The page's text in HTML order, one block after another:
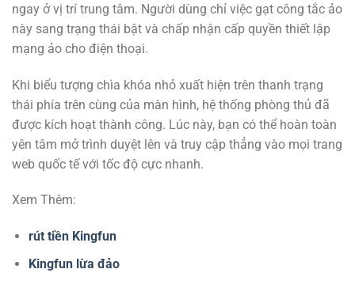
ngay ở vị trí trung tâm. Người dùng chỉ việc gạt công tắc ảo
này sang trạng thái bật và chấp nhận cấp quyền thiết lập
mạng ảo cho điện thoại.
Khi biểu tượng chìa khóa nhỏ xuất hiện trên thanh trạng
thái phía trên cùng của màn hình, hệ thống phòng thủ đã
được kích hoạt thành công. Lúc này, bạn có thể hoàn toàn
yên tâm mở trình duyệt lên và truy cập thẳng vào mọi trang
web quốc tế với tốc độ cực nhanh.
Xem Thêm:
rút tiền Kingfun
Kingfun lừa đảo